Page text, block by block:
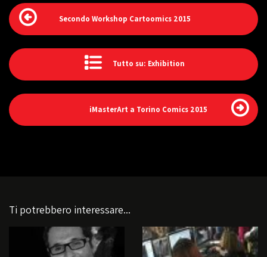
Secondo Workshop Cartoomics 2015
Tutto su: Exhibition
iMasterArt a Torino Comics 2015
Ti potrebbero interessare...